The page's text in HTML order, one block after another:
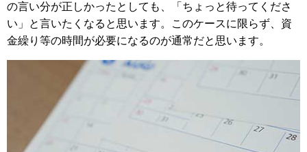
の言い分が正しかったとしても、「ちょっと待ってくださ
い」と言いたくなると思います。このケースに限らず、資
金繰り等の時間が必要になるのが通常だと思います。